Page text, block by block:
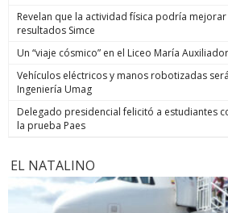
Revelan que la actividad física podría
resultados Simce
Un “viaje cósmico” en el Liceo María
Vehículos eléctricos y manos robotizadas
Ingeniería Umag
Delegado presidencial felicitó a estudiantes
la prueba Paes
EL NATALINO